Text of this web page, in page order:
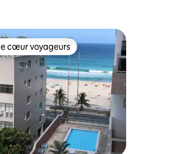
cœur voyageurs les plus appréciés
cœur voyageurs